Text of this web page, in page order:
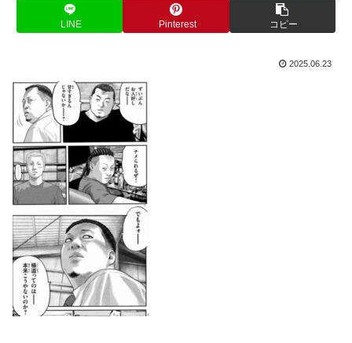
LINE Pinterest コピー
2025.06.23